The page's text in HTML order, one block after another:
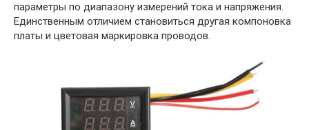
параметры по диапазону измерений тока и напряжения.
Единственным отличием становиться другая компоновка
платы и цветовая маркировка проводов.